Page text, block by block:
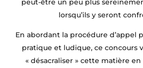
lorsqu’ils y seront
En abordant la procédure d’appel
pratique et ludique, ce concours
« désacraliser » cette matière